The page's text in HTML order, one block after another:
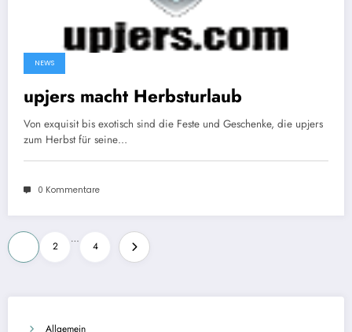
NEWS
upjers macht Herbsturlaub
Von exquisit bis exotisch sind die Feste und Geschenke, die upjers
zum Herbst für seine…
0 Kommentare
Seitennummerierung
der
Beiträge
2
…
4
Allgemein